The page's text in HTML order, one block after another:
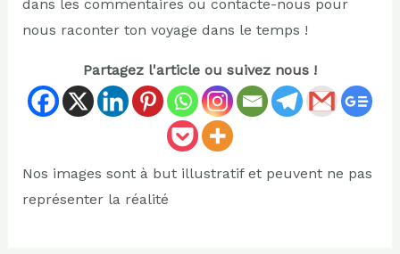
dans les commentaires ou contacte-nous pour
nous raconter ton voyage dans le temps !
Partagez l'article ou suivez nous !
Nos images sont à but illustratif et peuvent ne pas
représenter la réalité